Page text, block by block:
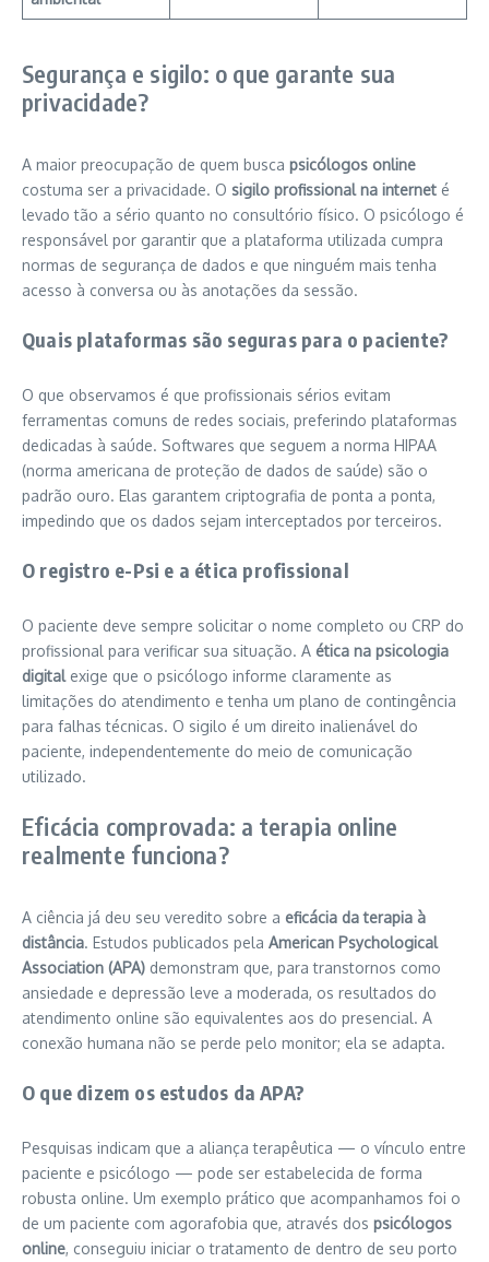
Segurança e sigilo: o que garante sua
privacidade?
A maior preocupação de quem busca psicólogos online
costuma ser a privacidade. O sigilo profissional na internet é
levado tão a sério quanto no consultório físico. O psicólogo é
responsável por garantir que a plataforma utilizada cumpra
normas de segurança de dados e que ninguém mais tenha
acesso à conversa ou às anotações da sessão.
Quais plataformas são seguras para o paciente?
O que observamos é que profissionais sérios evitam
ferramentas comuns de redes sociais, preferindo plataformas
dedicadas à saúde. Softwares que seguem a norma HIPAA
(norma americana de proteção de dados de saúde) são o
padrão ouro. Elas garantem criptografia de ponta a ponta,
impedindo que os dados sejam interceptados por terceiros.
O registro e-Psi e a ética profissional
O paciente deve sempre solicitar o nome completo ou CRP do
profissional para verificar sua situação. A ética na psicologia
digitalexige que o psicólogo informe claramente as
limitações do atendimento e tenha um plano de contingência
para falhas técnicas. O sigilo é um direito inalienável do
paciente, independentemente do meio de comunicação
utilizado.
Eficácia comprovada: a terapia online
realmente funciona?
A ciência já deu seu veredito sobre a eficácia da terapia à
distância. Estudos publicados pela American Psychological
Association (APA) demonstram que, para transtornos como
ansiedade e depressão leve a moderada, os resultados do
atendimento online são equivalentes aos do presencial. A
conexão humana não se perde pelo monitor; ela se adapta.
O que dizem os estudos da APA?
Pesquisas indicam que a aliança terapêutica — o vínculo entre
paciente e psicólogo — pode ser estabelecida de forma
robusta online. Um exemplo prático que acompanhamos foi o
de um paciente com agorafobia que, através dos psicólogos
online, conseguiu iniciar o tratamento de dentro de seu porto